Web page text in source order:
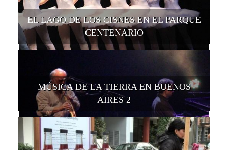
EL LAGO DE LOS CISNES EN EL PARQUE
CENTENARIO
MÚSICA DE LA TIERRA EN BUENOS
AIRES 2